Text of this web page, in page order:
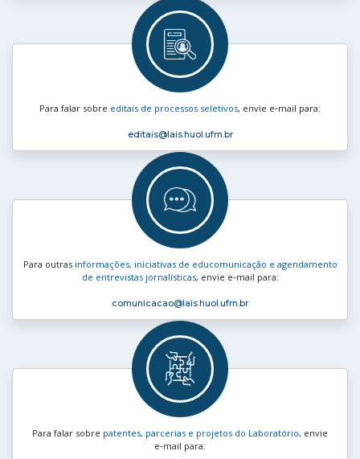
Para falar sobre editais de processos seletivos, envie e‑mail para:
editais@lais.huol.ufrn.br
Para outras informações, iniciativas de educomunicação e agendamento
de entrevistas jornalísticas, envie e‑mail para:
comunicacao@lais.huol.ufrn.br
Para falar sobre patentes, parcerias e projetos do Laboratório, envie
e‑mail para: